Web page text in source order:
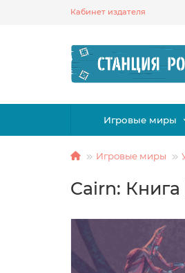
Кабинет издателя
Игровые миры
Игровые миры
Cairn: